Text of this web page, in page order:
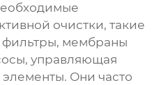
очистки, такие
фильтры, мембраны
управляющая
Они часто